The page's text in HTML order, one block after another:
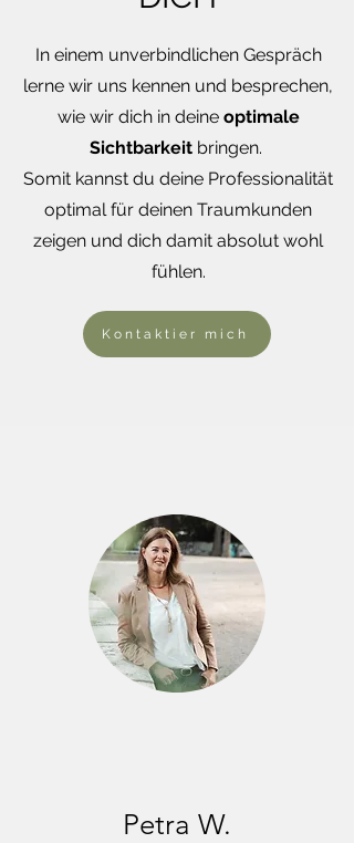
In einem unverbindlichen Gespräch
lerne wir uns kennen und besprechen,
wie wir dich in deine optimale
Sichtbarkeit bringen.
Somit kannst du deine Professionalität
optimal für deinen Traumkunden
zeigen und dich damit absolut wohl
fühlen.
Kontaktier mich
Petra W.